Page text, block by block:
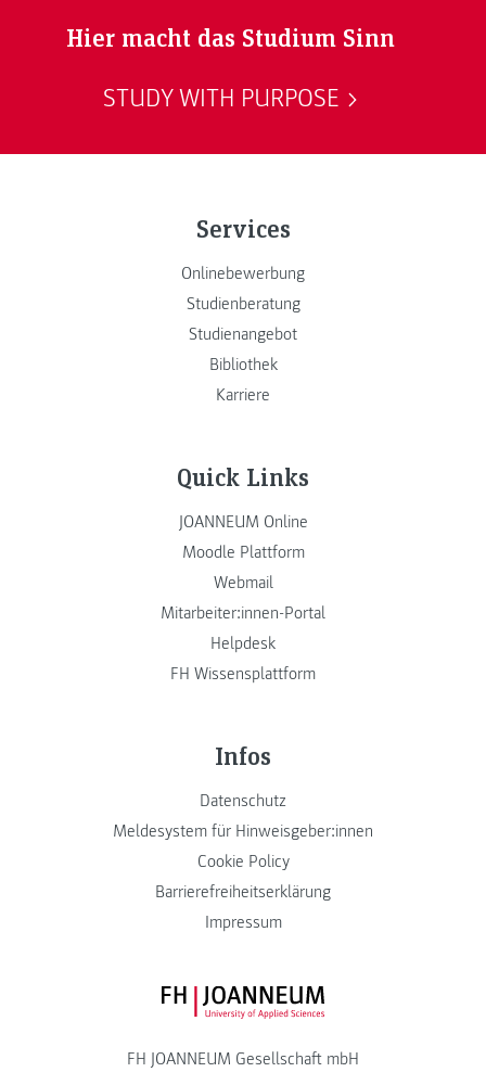
Hier macht das Studium Sinn
STUDY WITH PURPOSE
Services
Onlinebewerbung
Studienberatung
Studienangebot
Bibliothek
Karriere
Quick Links
JOANNEUM Online
Moodle Plattform
Webmail
Mitarbeiter:innen-Portal
Helpdesk
FH Wissensplattform
Infos
Datenschutz
Meldesystem für Hinweisgeber:innen
Cookie Policy
Barrierefreiheitserklärung
Impressum
FH JOANNEUM Logo
FH JOANNEUM Gesellschaft mbH